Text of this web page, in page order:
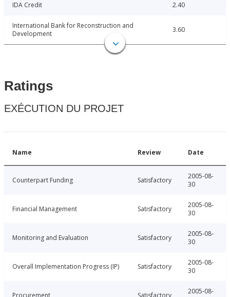
IDA Credit 2.40
International Bank for Reconstruction and
Development
3.60
Ratings
EXÉCUTION DU PROJET
Name Review Date
Counterpart Funding Satisfactory
2005-08-
30
Financial Management Satisfactory
2005-08-
30
Monitoring and Evaluation Satisfactory
2005-08-
30
Overall Implementation Progress (IP) Satisfactory
2005-08-
30
2005-08-